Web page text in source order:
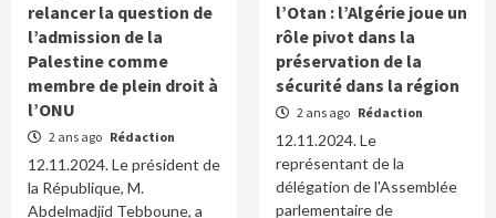
relancer la question de
l’admission de la
Palestine comme
membre de plein droit à
l’ONU
2 ans ago Rédaction
12.11.2024. Le président de
la République, M.
Abdelmadjid Tebboune, a
l’Otan : l’Algérie joue un
rôle pivot dans la
préservation de la
sécurité dans la région
2 ans ago Rédaction
12.11.2024. Le
représentant de la
délégation de l'Assemblée
parlementaire de